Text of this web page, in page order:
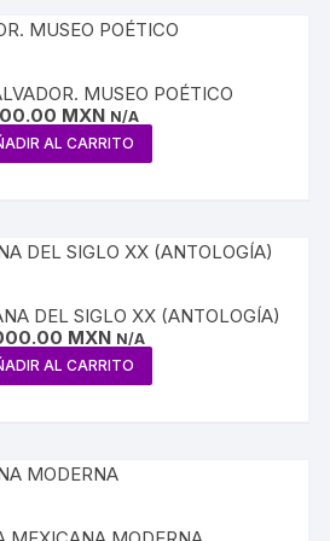
MUSEO POÉTICO
MXN N/A
AL CARRITO
DEL SIGLO XX (ANTOLOGÍA)
MXN N/A
AL CARRITO